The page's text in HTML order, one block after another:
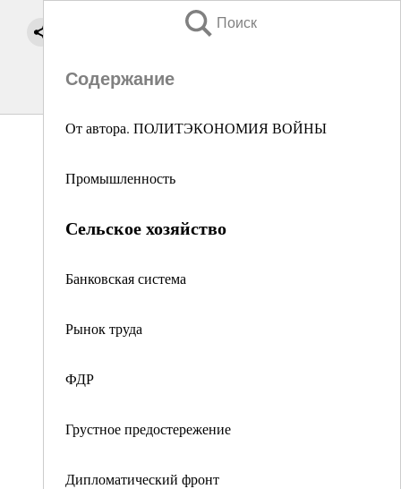
Поиск
Содержание
От автора. ПОЛИТЭКОНОМИЯ ВОЙНЫ
Промышленность
Сельское хозяйство
Банковская система
Рынок труда
ФДР
Грустное предостережение
Дипломатический фронт